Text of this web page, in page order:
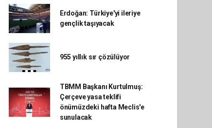
Erdoğan: Türkiye'yi ileriye
gençlik taşıyacak
955 yıllık sır çözülüyor
TBMM Başkanı Kurtulmuş:
Çerçeve yasa teklifi
önümüzdeki hafta Meclis'e
sunulacak